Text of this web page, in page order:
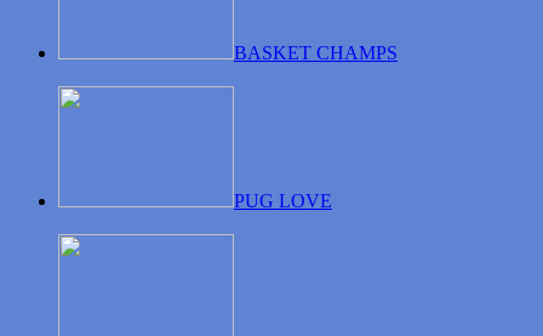
BASKET CHAMPS
PUG LOVE